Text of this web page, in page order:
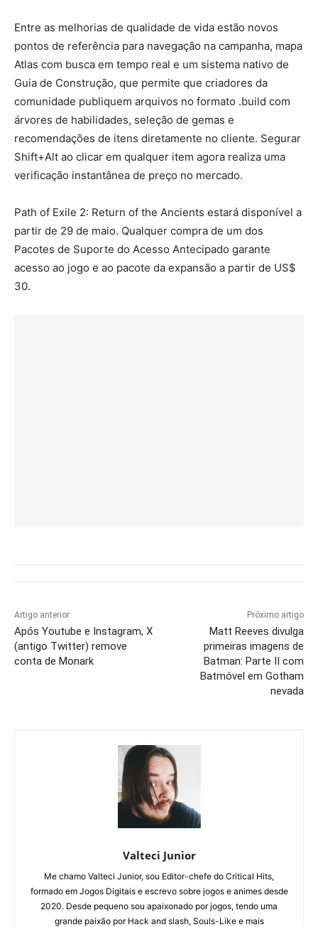
Entre as melhorias de qualidade de vida estão novos
pontos de referência para navegação na campanha, mapa
Atlas com busca em tempo real e um sistema nativo de
Guia de Construção, que permite que criadores da
comunidade publiquem arquivos no formato .build com
árvores de habilidades, seleção de gemas e
recomendações de itens diretamente no cliente. Segurar
Shift+Alt ao clicar em qualquer item agora realiza uma
verificação instantânea de preço no mercado.
Path of Exile 2: Return of the Ancients estará disponível a
partir de 29 de maio. Qualquer compra de um dos
Pacotes de Suporte do Acesso Antecipado garante
acesso ao jogo e ao pacote da expansão a partir de US$
30.
Artigo anterior
Após Youtube e Instagram, X
(antigo Twitter) remove
conta de Monark
Próximo artigo
Matt Reeves divulga
primeiras imagens de
Batman: Parte II com
Batmóvel em Gotham
nevada
Valteci Junior
Me chamo Valteci Junior, sou Editor-chefe do Critical Hits,
formado em Jogos Digitais e escrevo sobre jogos e animes desde
2020. Desde pequeno sou apaixonado por jogos, tendo uma
grande paixão por Hack and slash, Souls-Like e mais